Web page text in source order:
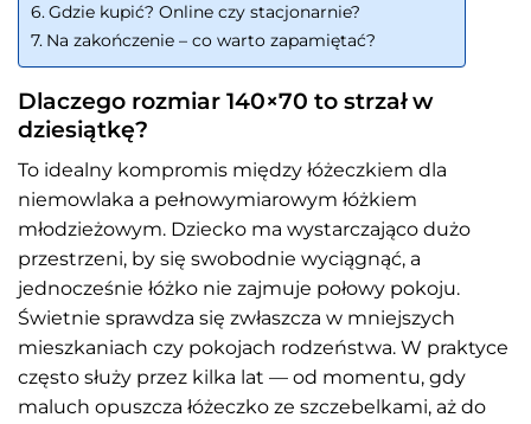
Gdzie kupić? Online czy stacjonarnie?
Na zakończenie – co warto zapamiętać?
Dlaczego rozmiar 140×70 to strzał w
dziesiątkę?
To idealny kompromis między łóżeczkiem dla
niemowlaka a pełnowymiarowym łóżkiem
młodzieżowym. Dziecko ma wystarczająco dużo
przestrzeni, by się swobodnie wyciągnąć, a
jednocześnie łóżko nie zajmuje połowy pokoju.
Świetnie sprawdza się zwłaszcza w mniejszych
mieszkaniach czy pokojach rodzeństwa. W praktyce
często służy przez kilka lat — od momentu, gdy
maluch opuszcza łóżeczko ze szczebelkami, aż do